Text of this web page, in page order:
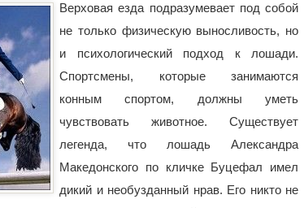
Верховая езда подразумевает под собой
не только физическую выносливость, но
и психологический подход к лошади.
Спортсмены, которые занимаются
конным спортом, должны уметь
чувствовать животное. Существует
легенда, что лошадь Александра
Македонского по кличке Буцефал имел
дикий и необузданный нрав. Его никто не